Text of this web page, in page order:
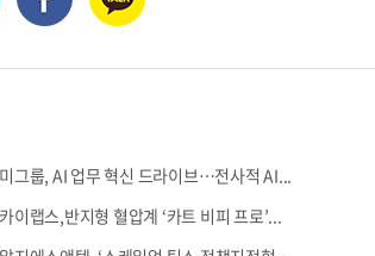
그룹, AI 업무 혁신 드라이브…전사적 AI...
이랩스,반지형 혈압계 ‘카트 비피 프로’...